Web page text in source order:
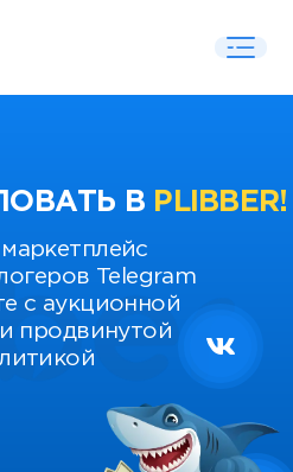
В PLIBBER!
Telegram
с аукционной
продвинутой